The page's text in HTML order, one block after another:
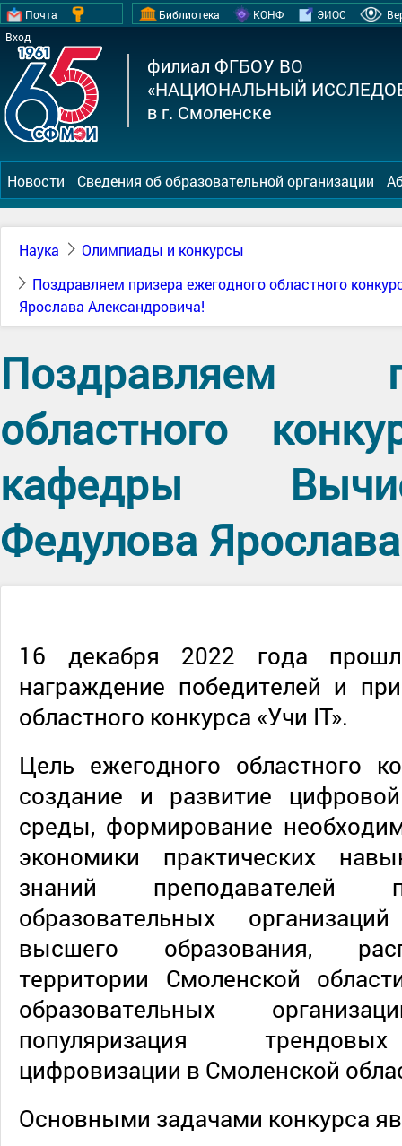
Почта
Вход
Библиотека КОНФ ЭИОС
филиал ФГБОУ ВО
«НАЦИОНАЛЬНЫЙ
в г. Смоленске
Новости Сведения об образовательной организации
Наука
Олимпиады и конкурсы
Поздравляем призера ежегодного областного
Ярослава Александровича!
Поздравляем
областного
кафедры
Федулова
16 декабря 2022 года
награждение победителей и
областного конкурса «Учи IT».
Цель ежегодного областного
создание и развитие
среды, формирование
экономики практических
знаний преподавателей
образовательных
высшего образования,
территории Смоленской
образовательных
популяризация
цифровизации в Смоленской
Основными задачами конкурса